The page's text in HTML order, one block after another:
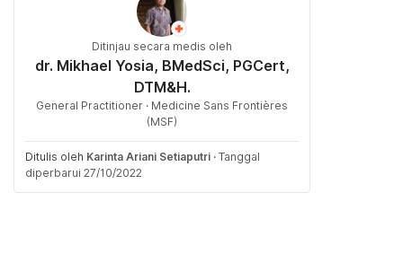
Ditinjau secara medis oleh
dr. Mikhael Yosia, BMedSci, PGCert,
DTM&H.
General Practitioner · Medicine Sans Frontières
(MSF)
Ditulis oleh Karinta Ariani Setiaputri · Tanggal
diperbarui 27/10/2022